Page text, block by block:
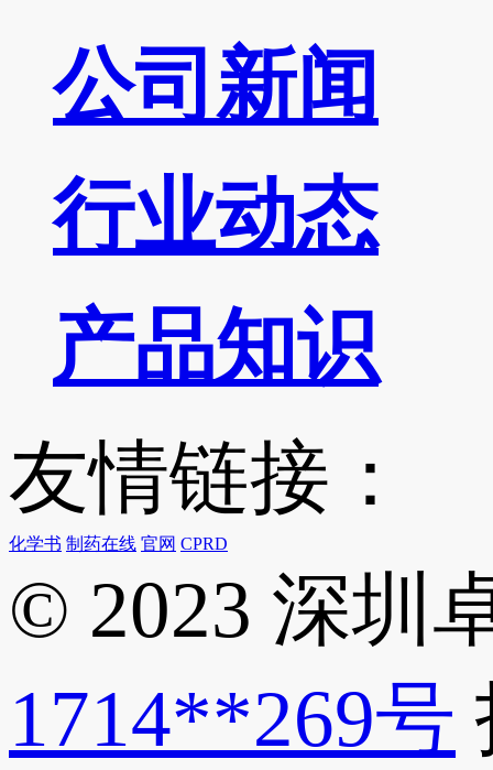
公司新闻
行业动态
产品知识
友情链接：
化学书 制药在线 官网 CPRD
© 2023 深
1714**269号